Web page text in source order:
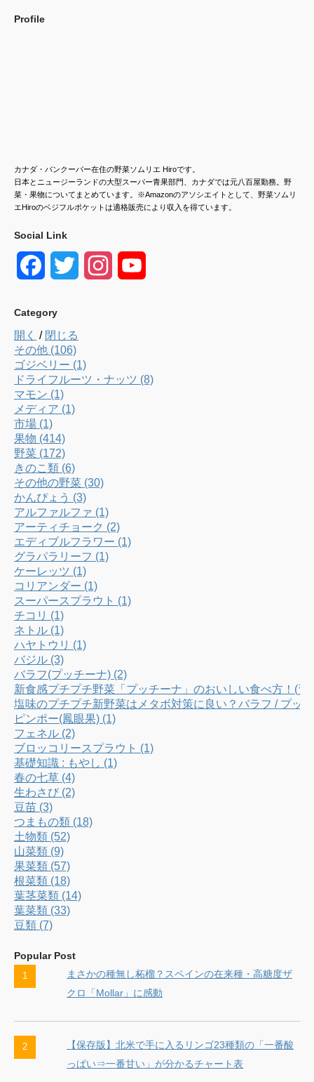
Profile
カナダ・バンクーバー在住の野菜ソムリエ Hiroです。
日本とニュージーランドの大型スーパー青果部門、カナダでは元八百屋勤務。野
菜・果物についてまとめています。※Amazonのアソシエイトとして、野菜ソムリ
エHiroのベジフルポケットは適格販売により収入を得ています。
Social Link
e
b
o
o
k
t a u
Category
開く / 閉じる
その他 (106)
ゴジベリー (1)
ドライフルーツ・ナッツ (8)
マモン (1)
メディア (1)
市場 (1)
果物 (414)
野菜 (172)
きのこ類 (6)
その他の野菜 (30)
かんぴょう (3)
アルファルファ (1)
アーティチョーク (2)
エディブルフラワー (1)
グラパラリーフ (1)
ケーレッツ (1)
コリアンダー (1)
スーパースプラウト (1)
チコリ (1)
ネトル (1)
ハヤトウリ (1)
バジル (3)
バラフ(プッチーナ) (2)
新食感プチプチ野菜「プッチーナ」のおいしい食べ方！(資
塩味のプチプチ新野菜はメタボ対策に良い？バラフ / プッ
ピンポー(鳳眼果) (1)
フェネル (2)
ブロッコリースプラウト (1)
基礎知識 : もやし (1)
春の七草 (4)
生わさび (2)
豆苗 (3)
つまもの類 (18)
土物類 (52)
山菜類 (9)
果菜類 (57)
根菜類 (18)
葉茎菜類 (14)
葉菜類 (33)
豆類 (7)
Popular Post
まさかの種無し柘榴？スペインの在来種・高糖度ザ
クロ「Mollar」に感動
【保存版】北米で手に入るリンゴ23種類の「一番酸
っぱい⇒一番甘い」が分かるチャート表